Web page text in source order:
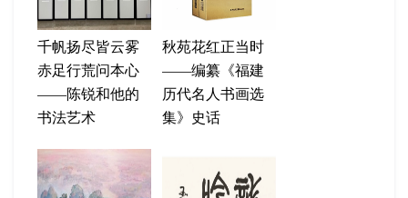
千帆扬尽皆云雾
赤足行荒问本心
——陈锐和他的
书法艺术
秋苑花红正当时
——编纂《福建
历代名人书画选
集》史话